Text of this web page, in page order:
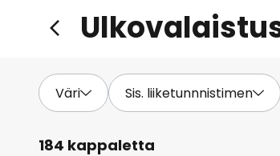
Väri Sis. liiketunnnistimen
184 kappaletta